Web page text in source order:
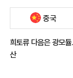
중국
희토류 다음은 광모
산